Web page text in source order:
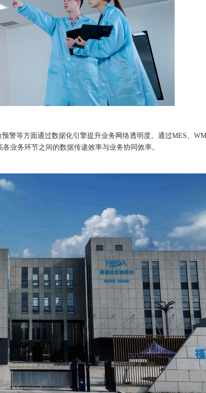
等方面通过数据化引擎提升业务网络透明度。通过MES、
业务环节之间的数据传递效率与业务协同效率。